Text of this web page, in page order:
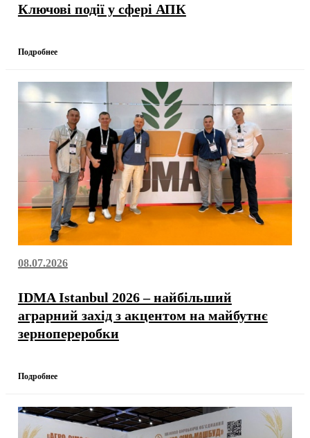
Ключові події у сфері АПК
Подробнее
08.07.2026
IDMA Istanbul 2026 – найбільший
аграрний захід з акцентом на майбутнє
зернопереробки
Подробнее